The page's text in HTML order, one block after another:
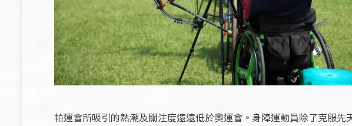
帕運會所吸引的熱潮及關注度遠遠低於奧運會。身障運動員除了克服先